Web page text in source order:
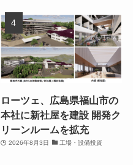
ローツェ、広島県福山市の
本社に新社屋を建設 開発ク
リーンルームを拡充
2026年8月3日 工場・設備投資